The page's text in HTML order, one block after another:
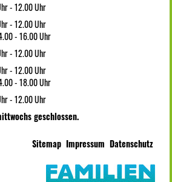
- 12.00 Uhr
- 12.00 Uhr
- 16.00 Uhr
- 12.00 Uhr
- 12.00 Uhr
- 18.00 Uhr
- 12.00 Uhr
geschlossen.
Sitemap Impressum Datenschutz